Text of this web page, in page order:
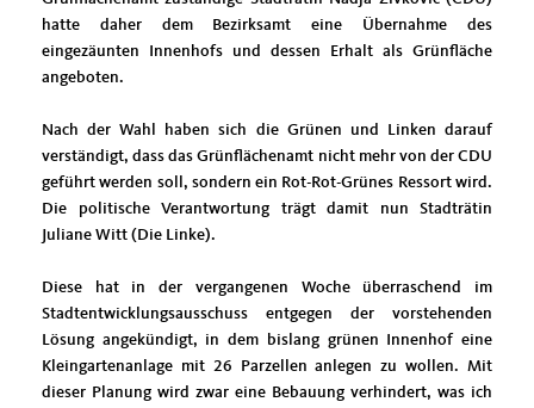
hatte daher dem Bezirksamt eine Übernahme des
eingezäunten Innenhofs und dessen Erhalt als Grünfläche
angeboten.
Nach der Wahl haben sich die Grünen und Linken darauf
verständigt, dass das Grünflächenamt nicht mehr von der CDU
geführt werden soll, sondern ein Rot-Rot-Grünes Ressort wird.
Die politische Verantwortung trägt damit nun Stadträtin
Juliane Witt (Die Linke).
Diese hat in der vergangenen Woche überraschend im
Stadtentwicklungsausschuss entgegen der vorstehenden
Lösung angekündigt, in dem bislang grünen Innenhof eine
Kleingartenanlage mit 26 Parzellen anlegen zu wollen. Mit
dieser Planung wird zwar eine Bebauung verhindert, was ich